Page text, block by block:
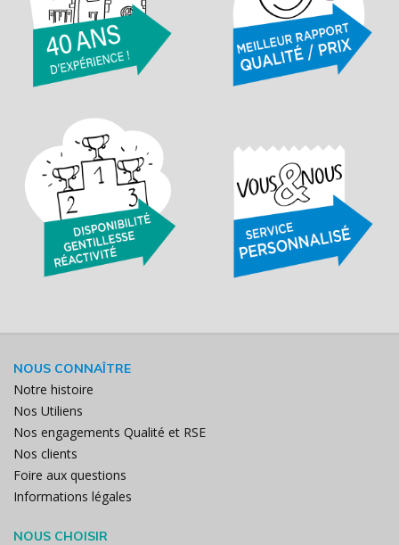
NOUS CONNAÎTRE
Notre histoire
Nos Utiliens
Nos engagements Qualité et RSE
Nos clients
Foire aux questions
Informations légales
NOUS CHOISIR